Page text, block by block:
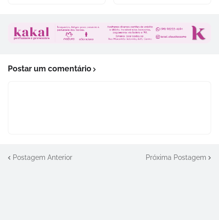
Postar um comentário
Postagem Anterior Próxima Postagem